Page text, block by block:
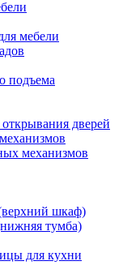
мебели
подъема
дверей
механизмов
шкаф)
тумба)
для кухни